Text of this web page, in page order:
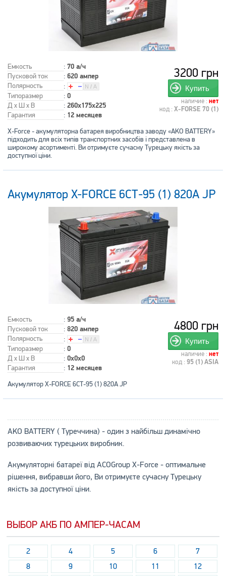
Емкость : 70 а/ч
Пусковой ток : 620 ампер
Полярность
:
Типоразмер
: 0
Д x Ш x В : 260x175x225
Гарантия : 12 месяцев
3200 грн
Купить
наличие : нет
код : X-FORSE 70 (1)
X-Force - акумуляторна батарея виробництва заводу «AKO BATTERY»
підходить для всіх типів транспортних засобів і представлена в
широкому асортименті. Ви отримуєте сучасну Турецьку якість за
доступної ціни.
Акумулятор X-FORCE 6СТ-95 (1) 820A JP
Емкость : 95 а/ч
Пусковой ток : 820 ампер
Полярность
:
Типоразмер
: 0
Д x Ш x В : 0x0x0
Гарантия : 12 месяцев
4800 грн
Купить
наличие : нет
код : 95 (1) ASIA
Акумулятор X-FORCE 6СТ-95 (1) 820A JP
AKO BATTERY ( Туреччина) - один з найбільш динамічно
розвиваючих турецьких виробник.
Акумуляторні батареї від ACOGroup X-Force - оптимальне
рішення, вибравши його, Ви отримуєте сучасну Турецьку
якість за доступної ціни.
ВЫБОР АКБ ПО АМПЕР-ЧАСАМ
2 4 5 6
7
8
9 10 11
12